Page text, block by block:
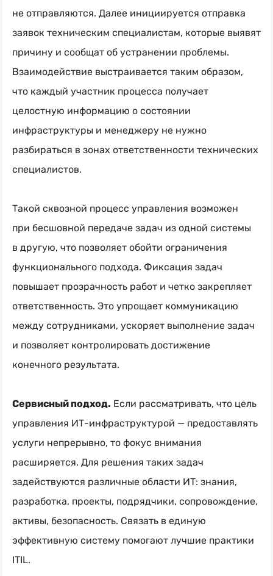
не отправляются. Далее инициируется отправка
заявок техническим специалистам, которые выявят
причину и сообщат об устранении проблемы.
Взаимодействие выстраивается таким образом,
что каждый участник процесса получает
целостную информацию о состоянии
инфраструктуры и менеджеру не нужно
разбираться в зонах ответственности технических
специалистов.
Такой сквозной процесс управления возможен
при бесшовной передаче задач из одной системы
в другую, что позволяет обойти ограничения
функционального подхода. Фиксация задач
повышает прозрачность работ и четко закрепляет
ответственность. Это упрощает коммуникацию
между сотрудниками, ускоряет выполнение задач
и позволяет контролировать достижение
конечного результата.
Сервисный подход. Если рассматривать, что цель
управления ИТ-инфраструктурой — предоставлять
услуги непрерывно, то фокус внимания
расширяется. Для решения таких задач
задействуются различные области ИТ: знания,
разработка, проекты, подрядчики, сопровождение,
активы, безопасность. Связать в единую
эффективную систему помогают лучшие практики
ITIL.